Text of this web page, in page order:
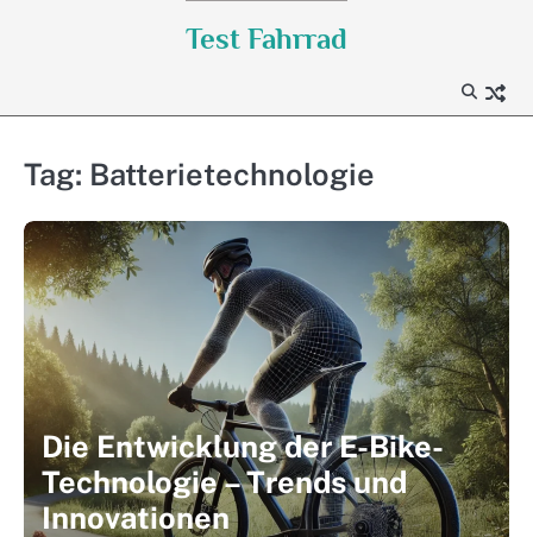
Test Fahrrad
Tag: Batterietechnologie
Die Entwicklung der E-Bike-
Technologie – Trends und
Innovationen